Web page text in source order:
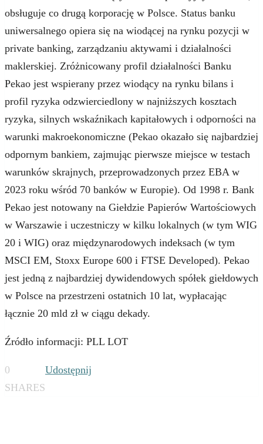
obsługuje co drugą korporację w Polsce. Status banku
uniwersalnego opiera się na wiodącej na rynku pozycji w
private banking, zarządzaniu aktywami i działalności
maklerskiej. Zróżnicowany profil działalności Banku
Pekao jest wspierany przez wiodący na rynku bilans i
profil ryzyka odzwierciedlony w najniższych kosztach
ryzyka, silnych wskaźnikach kapitałowych i odporności na
warunki makroekonomiczne (Pekao okazało się najbardziej
odpornym bankiem, zajmując pierwsze miejsce w testach
warunków skrajnych, przeprowadzonych przez EBA w
2023 roku wśród 70 banków w Europie). Od 1998 r. Bank
Pekao jest notowany na Giełdzie Papierów Wartościowych
w Warszawie i uczestniczy w kilku lokalnych (w tym WIG
20 i WIG) oraz międzynarodowych indeksach (w tym
MSCI EM, Stoxx Europe 600 i FTSE Developed). Pekao
jest jedną z najbardziej dywidendowych spółek giełdowych
w Polsce na przestrzeni ostatnich 10 lat, wypłacając
łącznie 20 mld zł w ciągu dekady.
Źródło informacji: PLL LOT
0
SHARES
Udostępnij